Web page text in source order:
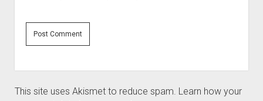
This site uses Akismet to reduce spam. Learn how your